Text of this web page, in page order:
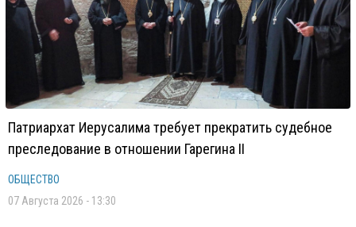
Патриархат Иерусалима требует прекратить судебное
преследование в отношении Гарегина II
ОБЩЕСТВО
07 Августа 2026 - 13:30